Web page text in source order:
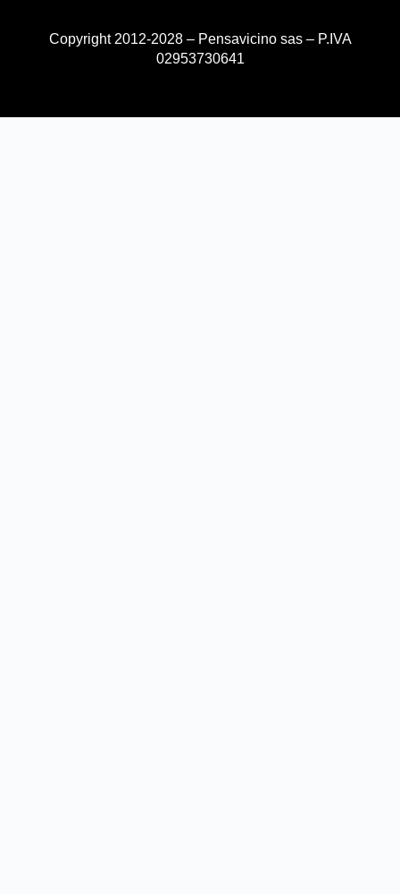
Copyright 2012-2028 – Pensavicino sas – P.IVA
02953730641